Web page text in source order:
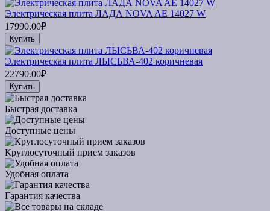
Электрическая плита ЛАДА NOVA AE 14027 W
17990.00₽
Купить
Электрическая плита ЛЫСЬВА-402 коричневая
22790.00₽
Купить
Быстрая доставка
Доступные цены
Круглосуточный прием заказов
Удобная оплата
Гарантия качества